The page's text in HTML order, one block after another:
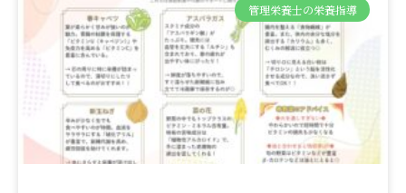
管理栄養士の栄養指導